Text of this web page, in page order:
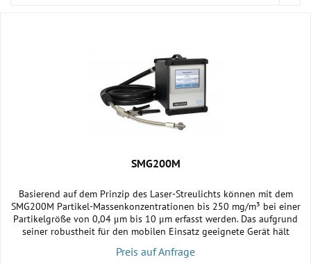
SMG200M
Basierend auf dem Prinzip des Laser-Streulichts können mit dem
SMG200M Partikel-Massenkonzentrationen bis 250 mg/m³ bei einer
Partikelgröße von 0,04 μm bis 10 μm erfasst werden. Das aufgrund
seiner robustheit für den mobilen Einsatz geeignete Gerät hält
präzise Messung bis zu einem Taupunkt von 80 °C. Die Messdaten...
Preis auf Anfrage